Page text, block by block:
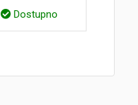
Dostupno